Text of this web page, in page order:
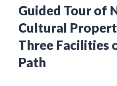
Guided Tour of
Cultural
Three Facilities
Path